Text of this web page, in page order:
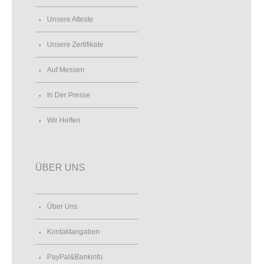
Unsere Atteste
Unsere Zertifikate
Auf Messen
In Der Presse
Wir Helfen
ÜBER UNS
Über Uns
Kontaktangaben
PayPal&Bankinfo